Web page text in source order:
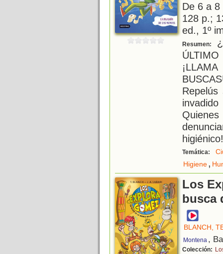
De 6 a
128 p.;
ed., 1º
Resumen:
Temática:
Higiene,
Los
busca
BLANCH,
Montena ,
Colección: